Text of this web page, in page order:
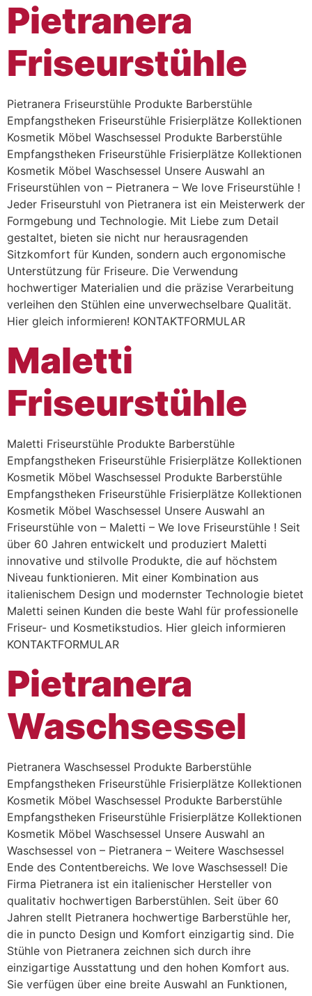
Pietranera
Friseurstühle
Pietranera Friseurstühle Produkte Barberstühle
Empfangstheken Friseurstühle Frisierplätze Kollektionen
Kosmetik Möbel Waschsessel Produkte Barberstühle
Empfangstheken Friseurstühle Frisierplätze Kollektionen
Kosmetik Möbel Waschsessel Unsere Auswahl an
Friseurstühlen von – Pietranera – We love Friseurstühle !
Jeder Friseurstuhl von Pietranera ist ein Meisterwerk der
Formgebung und Technologie. Mit Liebe zum Detail
gestaltet, bieten sie nicht nur herausragenden
Sitzkomfort für Kunden, sondern auch ergonomische
Unterstützung für Friseure. Die Verwendung
hochwertiger Materialien und die präzise Verarbeitung
verleihen den Stühlen eine unverwechselbare Qualität.
Hier gleich informieren! KONTAKTFORMULAR
Maletti
Friseurstühle
Maletti Friseurstühle Produkte Barberstühle
Empfangstheken Friseurstühle Frisierplätze Kollektionen
Kosmetik Möbel Waschsessel Produkte Barberstühle
Empfangstheken Friseurstühle Frisierplätze Kollektionen
Kosmetik Möbel Waschsessel Unsere Auswahl an
Friseurstühle von – Maletti – We love Friseurstühle ! Seit
über 60 Jahren entwickelt und produziert Maletti
innovative und stilvolle Produkte, die auf höchstem
Niveau funktionieren. Mit einer Kombination aus
italienischem Design und modernster Technologie bietet
Maletti seinen Kunden die beste Wahl für professionelle
Friseur- und Kosmetikstudios. Hier gleich informieren
KONTAKTFORMULAR
Pietranera
Waschsessel
Pietranera Waschsessel Produkte Barberstühle
Empfangstheken Friseurstühle Frisierplätze Kollektionen
Kosmetik Möbel Waschsessel Produkte Barberstühle
Empfangstheken Friseurstühle Frisierplätze Kollektionen
Kosmetik Möbel Waschsessel Unsere Auswahl an
Waschsessel von – Pietranera – Weitere Waschsessel
Ende des Contentbereichs. We love Waschsessel! Die
Firma Pietranera ist ein italienischer Hersteller von
qualitativ hochwertigen Barberstühlen. Seit über 60
Jahren stellt Pietranera hochwertige Barberstühle her,
die in puncto Design und Komfort einzigartig sind. Die
Stühle von Pietranera zeichnen sich durch ihre
einzigartige Ausstattung und den hohen Komfort aus.
Sie verfügen über eine breite Auswahl an Funktionen,